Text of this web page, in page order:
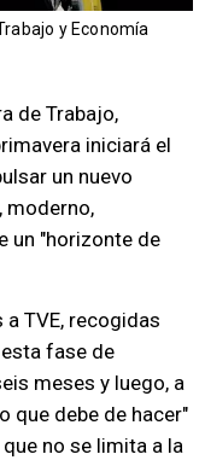
y Economía
de Trabajo,
iniciará el
un nuevo
moderno,
un "horizonte de
TVE, recogidas
fase de
meses y luego, a
que debe de hacer"
que no se limita a la